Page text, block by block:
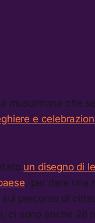
musulmana che
e
un disegno di
, per dare
percorso di
ci sono anche 26